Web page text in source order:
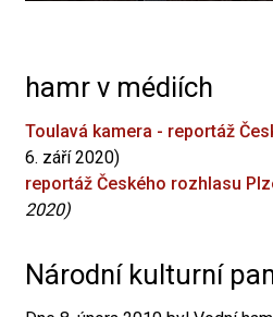
hamr v médiích
Toulavá kamera - reportáž
6. září 2020)
reportáž Českého rozhlasu
2020)
Národní kulturní